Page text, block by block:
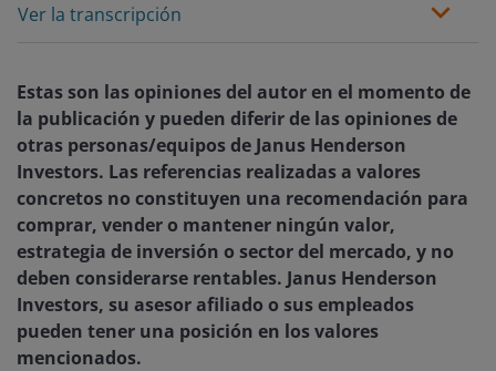
Ver la transcripción
Estas son las opiniones del autor en el momento de
la publicación y pueden diferir de las opiniones de
otras personas/equipos de Janus Henderson
Investors. Las referencias realizadas a valores
concretos no constituyen una recomendación para
comprar, vender o mantener ningún valor,
estrategia de inversión o sector del mercado, y no
deben considerarse rentables. Janus Henderson
Investors, su asesor afiliado o sus empleados
pueden tener una posición en los valores
mencionados.